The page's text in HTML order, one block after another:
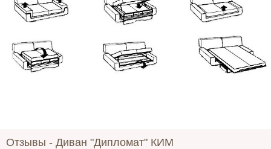
Отзывы - Диван "Дипломат" КИМ